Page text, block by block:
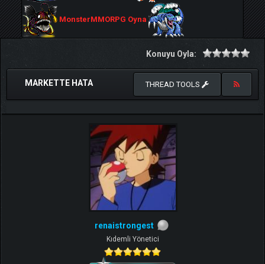
MonsterMMORPG Oyna
Konuyu Oyla:
MARKETTE HATA THREAD TOOLS
renaistrongest
Kıdemli Yönetici